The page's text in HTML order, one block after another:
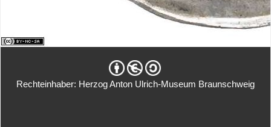
Rechteinhaber: Herzog Anton Ulrich-Museum Braunschweig